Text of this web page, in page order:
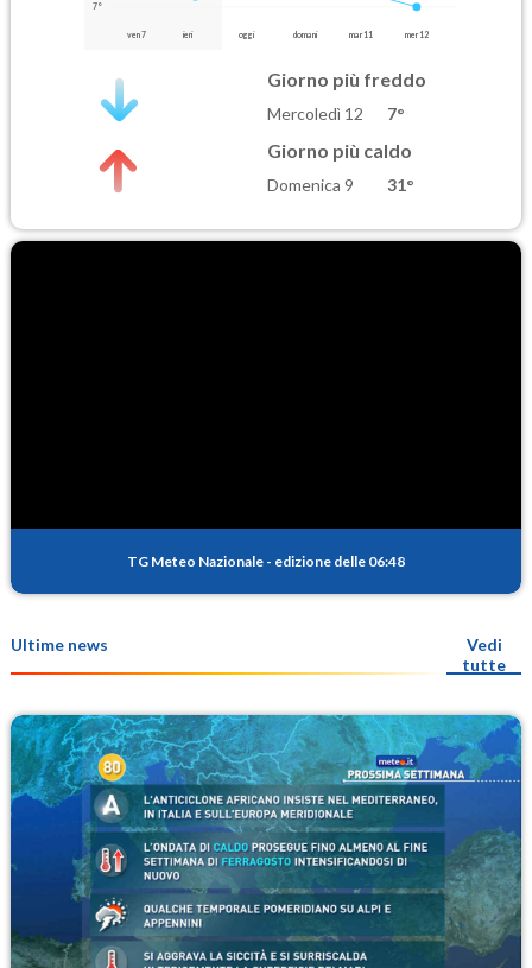
7°
ven 7 ieri oggi domani mar 11 mer 12
Giorno più freddo
Mercoledì 12 7°
Giorno più caldo
Domenica 9 31°
TG Meteo Nazionale - edizione delle 06:48
Ultime news
Vedi
tutte